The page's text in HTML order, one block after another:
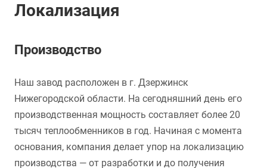
Локализация
Производство
Наш завод расположен в г. Дзержинск
Нижегородской области. На сегодняшний день его
производственная мощность составляет более 20
тысяч теплообменников в год. Начиная с момента
основания, компания делает упор на локализацию
производства — от разработки и до получения